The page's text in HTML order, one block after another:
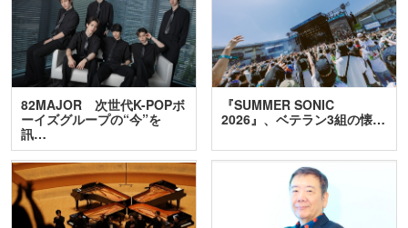
82MAJOR 次世代K-POPボ
ーイズグループの“今”を
訊…
『SUMMER SONIC
2026』、ベテラン3組の懐…